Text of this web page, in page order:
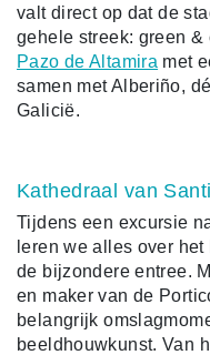
valt direct op dat de
gehele streek: green
Pazo de Altamira met
samen met Alberiño,
Galicië.
Kathedraal van
Tijdens een excursie
leren we alles over het
de bijzondere entree.
en maker van de
belangrijk
beeldhouwkunst. Van